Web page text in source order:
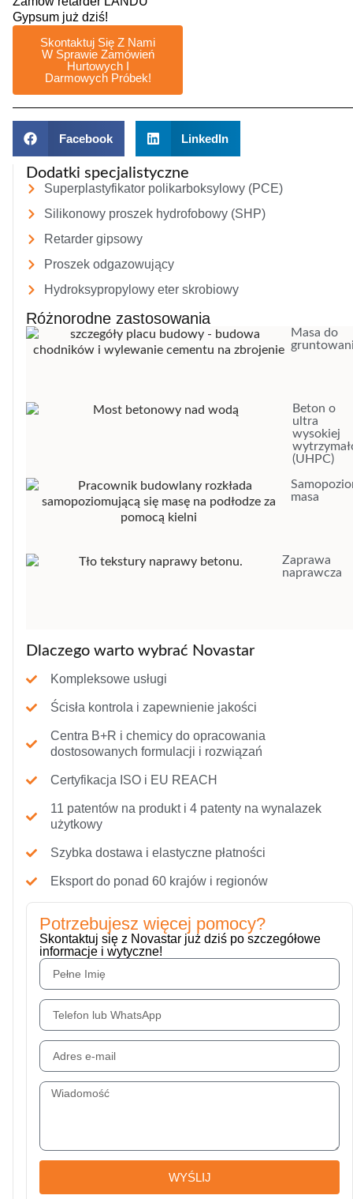
Gypsum już dziś!
Skontaktuj Się Z Nami
W Sprawie Zamówień
Hurtowych I
Darmowych Próbek!
Facebook LinkedIn
Dodatki specjalistyczne
Superplastyfikator polikarboksylowy (PCE)
Silikonowy proszek hydrofobowy (SHP)
Retarder gipsowy
Proszek odgazowujący
Hydroksypropylowy eter skrobiowy
Różnorodne zastosowania
Masa do
Beton o
ultra
wysokiej
(UHPC)
masa
Zaprawa
naprawcza
Dlaczego warto wybrać Novastar
Kompleksowe usługi
Ścisła kontrola i zapewnienie jakości
Centra B+R i chemicy do opracowania
dostosowanych formulacji i rozwiązań
Certyfikacja ISO i EU REACH
11 patentów na produkt i 4 patenty na wynalazek
użytkowy
Szybka dostawa i elastyczne płatności
Eksport do ponad 60 krajów i regionów
Potrzebujesz więcej pomocy?
Skontaktuj się z Novastar już dziś po szczegółowe
informacje i wytyczne!
WYŚLIJ